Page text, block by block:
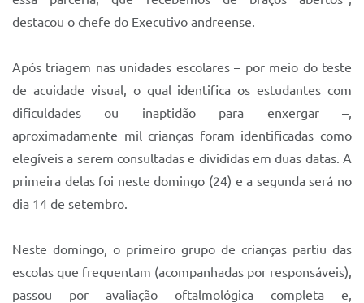
destacou o chefe do Executivo andreense.
Após triagem nas unidades escolares – por meio do teste
de acuidade visual, o qual identifica os estudantes com
dificuldades ou inaptidão para enxergar –,
aproximadamente mil crianças foram identificadas como
elegíveis a serem consultadas e divididas em duas datas. A
primeira delas foi neste domingo (24) e a segunda será no
dia 14 de setembro.
Neste domingo, o primeiro grupo de crianças partiu das
escolas que frequentam (acompanhadas por responsáveis),
passou por avaliação oftalmológica completa e,